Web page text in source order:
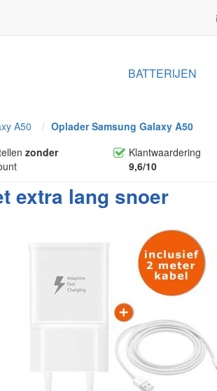
BATTERIJEN
A50
Oplader Samsung Galaxy A50
zonder
Klantwaardering
9,6/10
extra lang snoer